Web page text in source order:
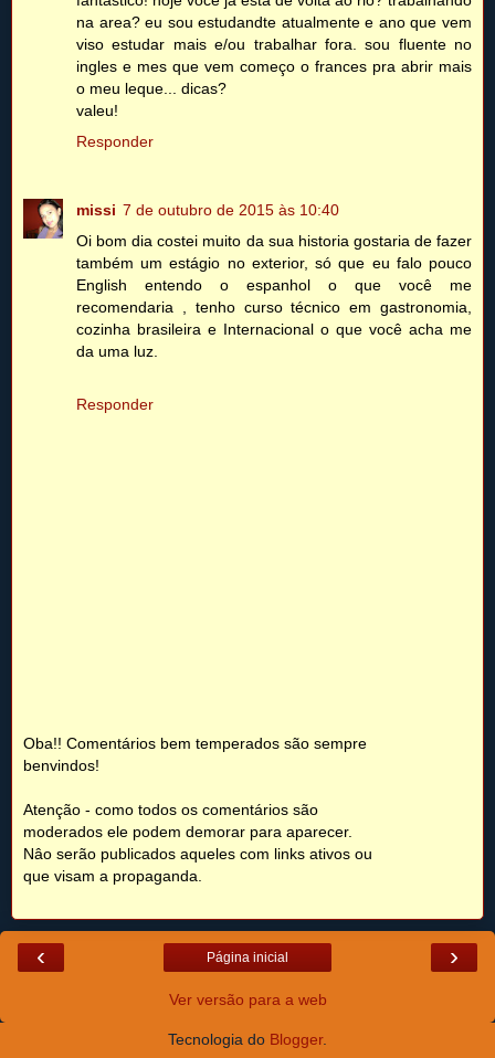
na area? eu sou estudandte atualmente e ano que vem
viso estudar mais e/ou trabalhar fora. sou fluente no
ingles e mes que vem começo o frances pra abrir mais
o meu leque... dicas?
valeu!
Responder
missi 7 de outubro de 2015 às 10:40
Oi bom dia costei muito da sua historia gostaria de fazer
também um estágio no exterior, só que eu falo pouco
English entendo o espanhol o que você me
recomendaria , tenho curso técnico em gastronomia,
cozinha brasileira e Internacional o que você acha me
da uma luz.
Responder
Oba!! Comentários bem temperados são sempre
benvindos!
Atenção - como todos os comentários são
moderados ele podem demorar para aparecer.
Nâo serão publicados aqueles com links ativos ou
que visam a propaganda.
‹ ›
Página inicial
Ver versão para a web
Tecnologia do Blogger.